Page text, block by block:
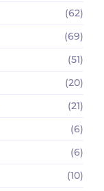
(62)
(69)
(51)
(20)
(21)
(6)
(6)
(10)